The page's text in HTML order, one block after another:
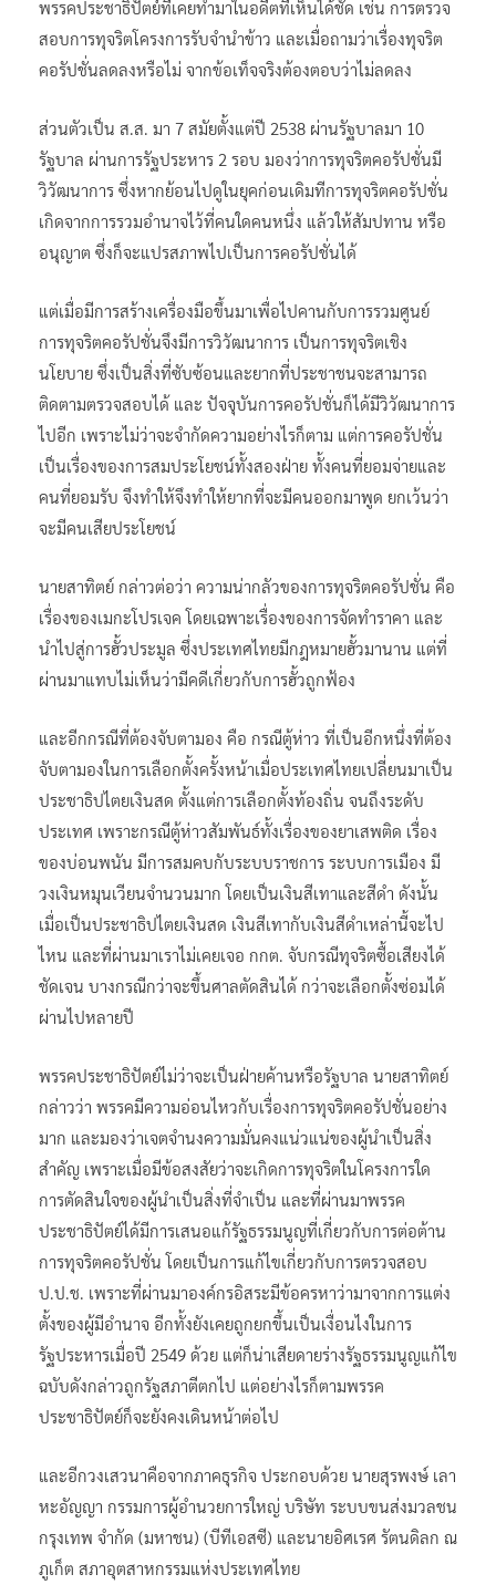
พรรคประชาธิปัตย์ที่เคยทำมาในอดีตที่เห็นได้ชัด เช่น การตรวจ
สอบการทุจริตโครงการรับจำนำข้าว และเมื่อถามว่าเรื่องทุจริต
คอรัปชั่นลดลงหรือไม่ จากข้อเท็จจริงต้องตอบว่าไม่ลดลง
ส่วนตัวเป็น ส.ส. มา 7 สมัยตั้งแต่ปี 2538 ผ่านรัฐบาลมา 10
รัฐบาล ผ่านการรัฐประหาร 2 รอบ มองว่าการทุจริตคอรัปชั่นมี
วิวัฒนาการ ซึ่งหากย้อนไปดูในยุคก่อนเดิมทีการทุจริตคอรัปชั่น
เกิดจากการรวมอำนาจไว้ที่คนใดคนหนึ่ง แล้วให้สัมปทาน หรือ
อนุญาต ซึ่งก็จะแปรสภาพไปเป็นการคอรัปชั่นได้
แต่เมื่อมีการสร้างเครื่องมือขึ้นมาเพื่อไปคานกับการรวมศูนย์
การทุจริตคอรัปชั่นจึงมีการวิวัฒนาการ เป็นการทุจริตเชิง
นโยบาย ซึ่งเป็นสิ่งที่ซับซ้อนและยากที่ประชาชนจะสามารถ
ติดตามตรวจสอบได้ และ ปัจจุบันการคอรัปชั่นก็ได้มีวิวัฒนาการ
ไปอีก เพราะไม่ว่าจะจำกัดความอย่างไรก็ตาม แต่การคอรัปชั่น
เป็นเรื่องของการสมประโยชน์ทั้งสองฝ่าย ทั้งคนที่ยอมจ่ายและ
คนที่ยอมรับ จึงทำให้จึงทำให้ยากที่จะมีคนออกมาพูด ยกเว้นว่า
จะมีคนเสียประโยชน์
นายสาทิตย์ กล่าวต่อว่า ความน่ากลัวของการทุจริตคอรัปชั่น คือ
เรื่องของเมกะโปรเจค โดยเฉพาะเรื่องของการจัดทำราคา และ
นำไปสู่การฮั้วประมูล ซึ่งประเทศไทยมีกฎหมายฮั้วมานาน แต่ที่
ผ่านมาแทบไม่เห็นว่ามีคดีเกี่ยวกับการฮั้วถูกฟ้อง
และอีกกรณีที่ต้องจับตามอง คือ กรณีตู้ห่าว ที่เป็นอีกหนึ่งที่ต้อง
จับตามองในการเลือกตั้งครั้งหน้าเมื่อประเทศไทยเปลี่ยนมาเป็น
ประชาธิปไตยเงินสด ตั้งแต่การเลือกตั้งท้องถิ่น จนถึงระดับ
ประเทศ เพราะกรณีตู้ห่าวสัมพันธ์ทั้งเรื่องของยาเสพติด เรื่อง
ของบ่อนพนัน มีการสมคบกับระบบราชการ ระบบการเมือง มี
วงเงินหมุนเวียนจำนวนมาก โดยเป็นเงินสีเทาและสีดำ ดังนั้น
เมื่อเป็นประชาธิปไตยเงินสด เงินสีเทากับเงินสีดำเหล่านี้จะไป
ไหน และที่ผ่านมาเราไม่เคยเจอ กกต. จับกรณีทุจริตซื้อเสียงได้
ชัดเจน บางกรณีกว่าจะขึ้นศาลตัดสินได้ กว่าจะเลือกตั้งซ่อมได้
ผ่านไปหลายปี
พรรคประชาธิปัตย์ไม่ว่าจะเป็นฝ่ายค้านหรือรัฐบาล นายสาทิตย์
กล่าวว่า พรรคมีความอ่อนไหวกับเรื่องการทุจริตคอรัปชั่นอย่าง
มาก และมองว่าเจตจำนงความมั่นคงแน่วแน่ของผู้นำเป็นสิ่ง
สำคัญ เพราะเมื่อมีข้อสงสัยว่าจะเกิดการทุจริตในโครงการใด
การตัดสินใจของผู้นำเป็นสิ่งที่จำเป็น และที่ผ่านมาพรรค
ประชาธิปัตย์ได้มีการเสนอแก้รัฐธรรมนูญที่เกี่ยวกับการต่อต้าน
การทุจริตคอรัปชั่น โดยเป็นการแก้ไขเกี่ยวกับการตรวจสอบ
ป.ป.ช. เพราะที่ผ่านมาองค์กรอิสระมีข้อครหาว่ามาจากการแต่ง
ตั้งของผู้มีอำนาจ อีกทั้งยังเคยถูกยกขึ้นเป็นเงื่อนไงในการ
รัฐประหารเมื่อปี 2549 ด้วย แต่ก็น่าเสียดายร่างรัฐธรรมนูญแก้ไข
ฉบับดังกล่าวถูกรัฐสภาตีตกไป แต่อย่างไรก็ตามพรรค
ประชาธิปัตย์ก็จะยังคงเดินหน้าต่อไป
และอีกวงเสวนาคือจากภาคธุรกิจ ประกอบด้วย นายสุรพงษ์ เลา
หะอัญญา กรรมการผู้อำนวยการใหญ่ บริษัท ระบบขนส่งมวลชน
กรุงเทพ จำกัด (มหาชน) (บีทีเอสซี) และนายอิศเรศ รัตนดิลก ณ
ภูเก็ต สภาอุตสาหกรรมแห่งประเทศไทย